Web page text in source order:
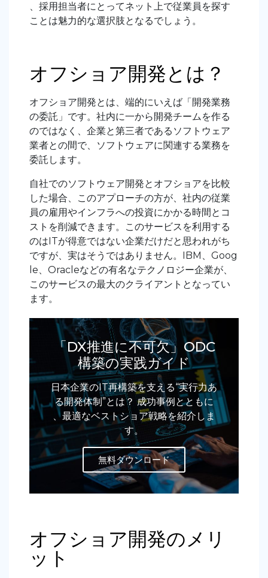
、採用担当者にとってネット上で従業員を探す
ことは魅力的な選択肢となるでしょう。
オフショア開発とは？
オフショア開発とは、端的にいえば「開発業務
の委託」です。社内に一から開発チームを作る
のではなく、企業と第三者であるソフトウェア
業者との間で、ソフトウェアに関連する業務を
委託します。
自社でのソフトウェア開発とオフショアを比較
した場合、このアプローチの方が、社内の従業
員の雇用やインフラへの投資にかかる時間とコ
ストを削減できます。このサービスを利用する
のはITが得意ではない企業だけだと思われがち
ですが、実はそうではありません。IBM、Goog
le、Oracleなどの有名なテクノロジー企業が、
このサービスの最大のクライアントとなってい
ます。
「DX推進に不可欠」ODC
構築の実践ガイド
日本企業のIT再構築を支える“実行力あ
る開発体制”とは？ 成功事例とともに
、最適なベストショア戦略を紹介しま
す。
無料ダウンロード
オフショア開発のメリ
ット